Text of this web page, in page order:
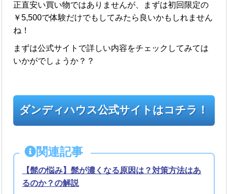
正直安い買い物ではありませんが、まずは初回限定の
￥5,500で体験だけでもしてみたら良いかもしれません
ね！
まずは公式サイトで詳しい内容をチェックしてみては
いかがでしょうか？？
ダンディハウス公式サイトはコチラ！
関連記事
【髭の悩み】髭が濃くなる原因は？対策方法はあ
るのか？の解説